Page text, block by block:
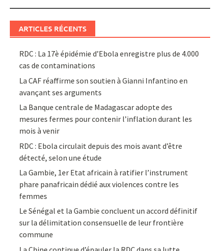
ARTICLES RÉCENTS
RDC : La 17è épidémie d’Ebola enregistre plus de 4.000
cas de contaminations
La CAF réaffirme son soutien à Gianni Infantino en
avançant ses arguments
La Banque centrale de Madagascar adopte des
mesures fermes pour contenir l’inflation durant les
mois à venir
RDC : Ebola circulait depuis des mois avant d’être
détecté, selon une étude
La Gambie, 1er Etat africain à ratifier l’instrument
phare panafricain dédié aux violences contre les
femmes
Le Sénégal et la Gambie concluent un accord définitif
sur la délimitation consensuelle de leur frontière
commune